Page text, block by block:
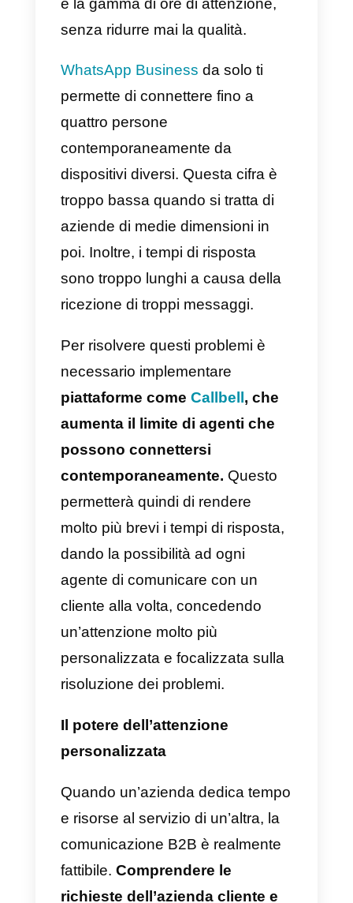
passo successivo è applicare gli
strumenti adeguati. Va detto che
tutto il personale che si occupa
delservizio clienti dovrebbe
saperli gestire alla perfezione
quindi sarebbe saggio fare un po’
di formazione prima di integrarli
nell’azienda.
Come utilizzare
correttamente WhatsApp
offre molti strumenti di
servizio B2B
La comunicazione tramite
rispetto all’utilizzo di altri canali.
formalità, ma presentano dei limiti
importanti in termini di velocità,
interazione immediata e tempi di